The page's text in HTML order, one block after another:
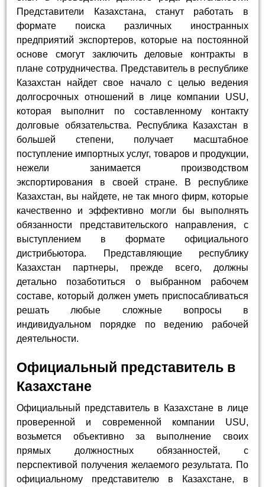
Представители Казахстана, станут работать в
формате поиска различных иностранных
предприятий экспортеров, которые на постоянной
основе смогут заключить деловые контракты в
плане сотрудничества. Представитель в республике
Казахстан найдет свое начало с целью ведения
долгосрочных отношений в лице компании USU,
которая выполнит по составленному контакту
долговые обязательства. Республика Казахстан в
большей степени, получает масштабное
поступление импортных услуг, товаров и продукции,
нежели занимается производством
экспортирования в своей стране. В республике
Казахстан, вы найдете, не так много фирм, которые
качественно и эффективно могли бы выполнять
обязанности представительского направления, с
выступлением в формате официального
дистрибьютора. Представляющие республику
Казахстан партнеры, прежде всего, должны
детально позаботиться о выбранном рабочем
составе, который должен уметь приспосабливаться
решать любые сложные вопросы в
индивидуальном порядке по ведению рабочей
деятельности.
Официальный представитель в
Казахстане
Официальный представитель в Казахстане в лице
проверенной и современной компании USU,
возьмется объективно за выполнение своих
прямых должностных обязанностей, с
перспективой получения желаемого результата. По
официальному представителю в Казахстане, в